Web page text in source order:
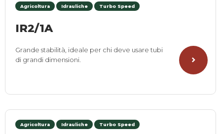
Agricoltura Idrauliche Turbo Speed
IR2/1A
Grande stabilità, ideale per chi deve usare tubi
di grandi dimensioni.
Agricoltura Idrauliche Turbo Speed